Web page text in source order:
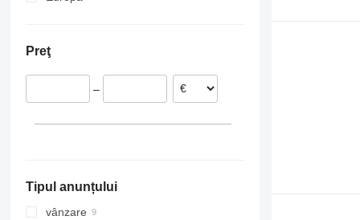
Preţ
–
Tipul anunțului
vânzare